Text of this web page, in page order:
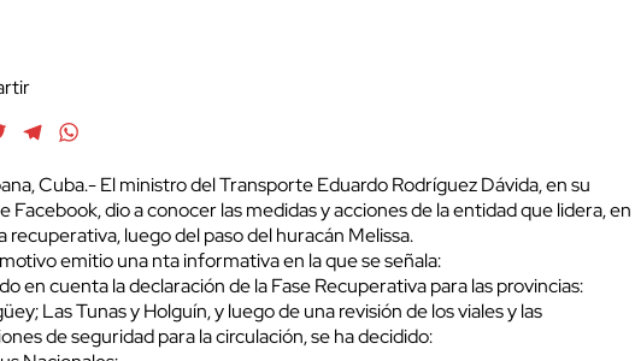
TwitterTelegram
Cuba.- El ministro del Transporte Eduardo Rodríguez Dávida, en su
Facebook, dio a conocer las medidas y acciones de la entidad que lidera, en
recuperativa, luego del paso del huracán Melissa.
emitio una nta informativa en la que se señala:
en cuenta la declaración de la Fase Recuperativa para las provincias:
Las Tunas y Holguín, y luego de una revisión de los viales y las
de seguridad para la circulación, se ha decidido: